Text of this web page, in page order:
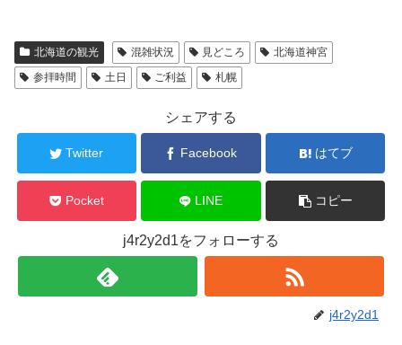
北海道の観光 混雑状況 見どころ
北海道神宮
参拝時間
土日 ご利益 札幌
シェアする
Twitter Facebook はてブ
Pocket LINE コピー
j4r2y2d1をフォローする
j4r2y2d1